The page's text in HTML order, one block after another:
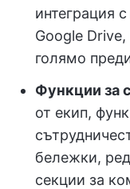
интеграция
Google
голямо
Функции за
от екип,
бележки,
секции за